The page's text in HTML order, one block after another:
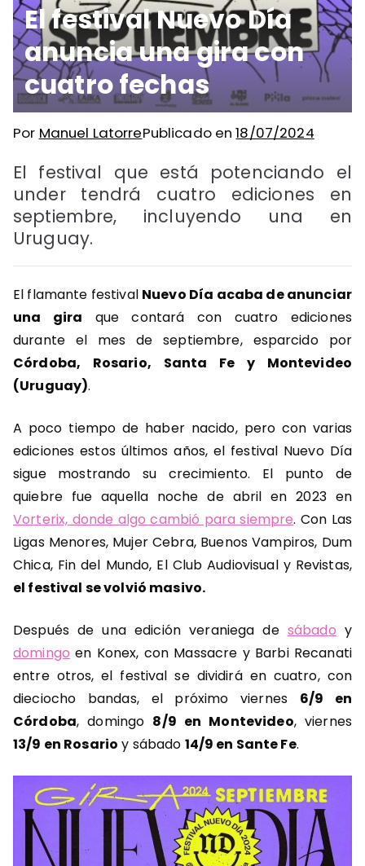
El festival Nuevo Día
anuncia una gira con
cuatro fechas
Por Manuel LatorrePublicado en18/07/2024
El festival que está potenciando el
under tendrá cuatro ediciones en
septiembre, incluyendo una en
Uruguay.
El flamante festival Nuevo Día acaba de anunciar
una gira que contará con cuatro ediciones
durante el mes de septiembre, esparcido por
Córdoba, Rosario, Santa Fe y Montevideo
(Uruguay).
A poco tiempo de haber nacido, pero con varias
ediciones estos últimos años, el festival Nuevo Día
sigue mostrando su crecimiento. El punto de
quiebre fue aquella noche de abril en 2023 en
Vorterix, donde algo cambió para siempre. Con Las
Ligas Menores, Mujer Cebra, Buenos Vampiros, Dum
Chica, Fin del Mundo, El Club Audiovisual y Revistas,
el festival se volvió masivo.
Después de una edición veraniega de sábado y
domingo en Konex, con Massacre y Barbi Recanati
entre otros, el festival se dividirá en cuatro, con
dieciocho bandas, el próximo viernes 6/9 en
Córdoba, domingo 8/9 en Montevideo, viernes
13/9 en Rosario y sábado 14/9 en Sante Fe.